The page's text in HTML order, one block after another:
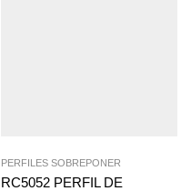
PERFILES SOBREPONER
RC5052 PERFIL DE